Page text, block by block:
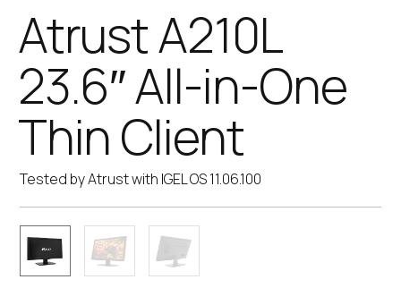
Atrust A210L
23.6″ All-in-One
Thin Client
Tested by Atrust with IGEL OS 11.06.100